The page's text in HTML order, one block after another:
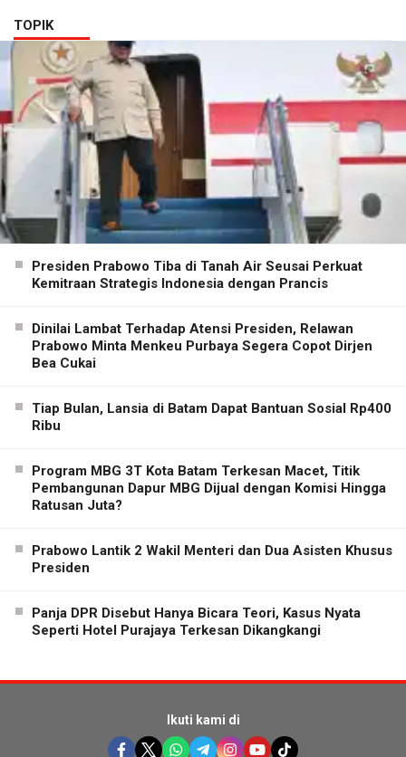
TOPIK
Presiden Prabowo Tiba di Tanah Air Seusai Perkuat
Kemitraan Strategis Indonesia dengan Prancis
Dinilai Lambat Terhadap Atensi Presiden, Relawan
Prabowo Minta Menkeu Purbaya Segera Copot Dirjen
Bea Cukai
Tiap Bulan, Lansia di Batam Dapat Bantuan Sosial Rp400
Ribu
Program MBG 3T Kota Batam Terkesan Macet, Titik
Pembangunan Dapur MBG Dijual dengan Komisi Hingga
Ratusan Juta?
Prabowo Lantik 2 Wakil Menteri dan Dua Asisten Khusus
Presiden
Panja DPR Disebut Hanya Bicara Teori, Kasus Nyata
Seperti Hotel Purajaya Terkesan Dikangkangi
Ikuti kami di